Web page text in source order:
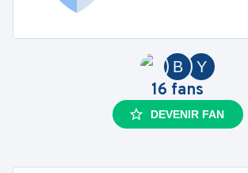
Y
B
16 fans
DEVENIR FAN